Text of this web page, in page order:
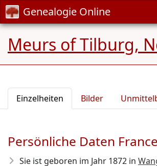
Genealogie Online
Meurs of Tilburg,
Einzelheiten Bilder
Persönliche Daten
Sie ist geboren im Jahr 1872 in